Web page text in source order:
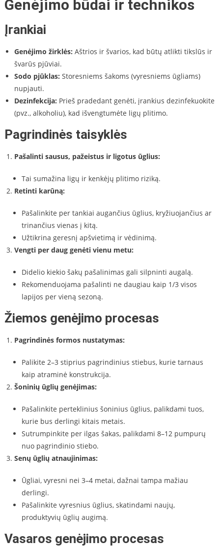
Genėjimo būdai ir technikos
Įrankiai
Genėjimo žirklės: Aštrios ir švarios, kad būtų atlikti tikslūs ir
švarūs pjūviai.
Sodo pjūklas: Storesniems šakoms (vyresniems ūgliams)
nupjauti.
Dezinfekcija: Prieš pradedant genėti, įrankius dezinfekuokite
(pvz., alkoholiu), kad išvengtumėte ligų plitimo.
Pagrindinės taisyklės
Pašalinti sausus, pažeistus ir ligotus ūglius:
Tai sumažina ligų ir kenkėjų plitimo riziką.
Retinti karūną:
Pašalinkite per tankiai augančius ūglius, kryžiuojančius ar
trinančius vienas į kitą.
Užtikrina geresnį apšvietimą ir vėdinimą.
Vengti per daug genėti vienu metu:
Didelio kiekio šakų pašalinimas gali silpninti augalą.
Rekomenduojama pašalinti ne daugiau kaip 1/3 visos
lapijos per vieną sezoną.
Žiemos genėjimo procesas
Pagrindinės formos nustatymas:
Palikite 2–3 stiprius pagrindinius stiebus, kurie tarnaus
kaip atraminė konstrukcija.
Šoninių ūglių genėjimas:
Pašalinkite perteklinius šoninius ūglius, palikdami tuos,
kurie bus derlingi kitais metais.
Sutrumpinkite per ilgas šakas, palikdami 8–12 pumpurų
nuo pagrindinio stiebo.
Senų ūglių atnaujinimas:
Ūgliai, vyresni nei 3–4 metai, dažnai tampa mažiau
derlingi.
Pašalinkite vyresnius ūglius, skatindami naujų,
produktyvių ūglių augimą.
Vasaros genėjimo procesas